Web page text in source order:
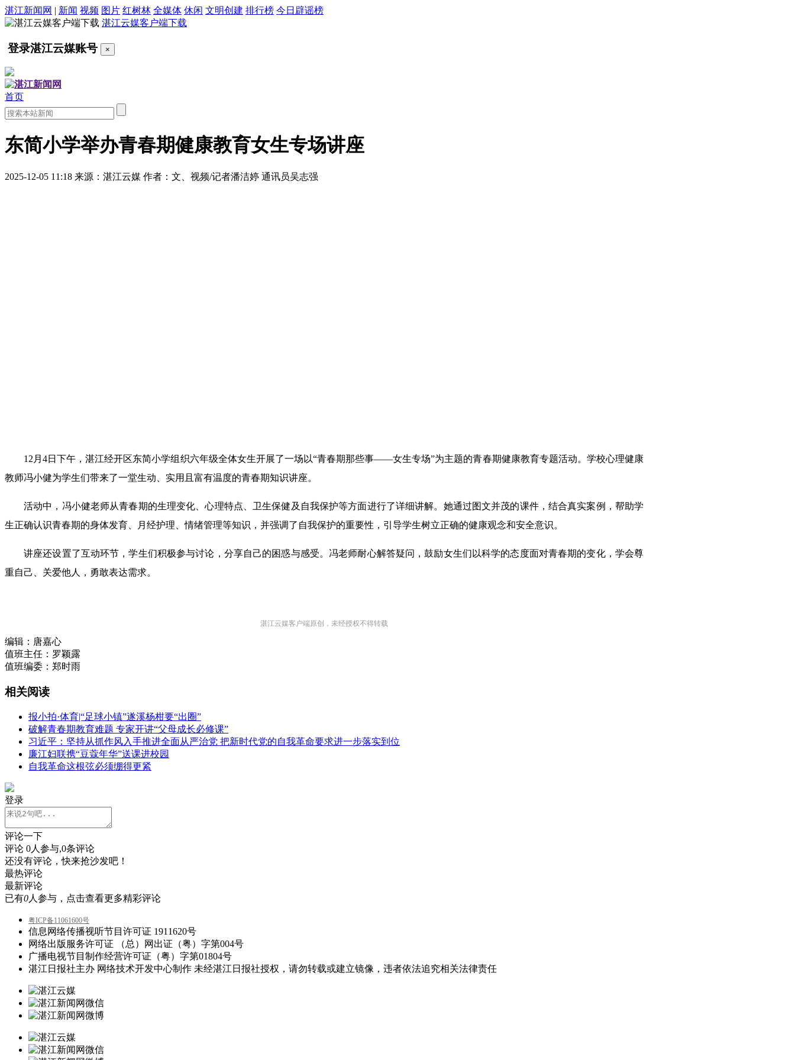
湛江新闻网 | 新闻 视频 图片 红树林 全媒体 休闲 文明创建 排行榜 今日辟谣榜
湛江云媒客户端下载
登录湛江云媒账号 ×
首页
东简小学举办青春期健康教育女生专场讲座
2025-12-05 11:18 来源：湛江云媒 作者：文、视频/记者潘洁婷 通讯员吴志强
12月4日下午，湛江经开区东简小学组织六年级全体女生开展了一场以“青春期那些事——女生专场”为主题的青春期健康教育专题活动。学校心理健康
教师冯小健为学生们带来了一堂生动、实用且富有温度的青春期知识讲座。
活动中，冯小健老师从青春期的生理变化、心理特点、卫生保健及自我保护等方面进行了详细讲解。她通过图文并茂的课件，结合真实案例，帮助学
生正确认识青春期的身体发育、月经护理、情绪管理等知识，并强调了自我保护的重要性，引导学生树立正确的健康观念和安全意识。
讲座还设置了互动环节，学生们积极参与讨论，分享自己的困惑与感受。冯老师耐心解答疑问，鼓励女生们以科学的态度面对青春期的变化，学会尊
重自己、关爱他人，勇敢表达需求。
湛江云媒客户端原创，未经授权不得转载
编辑： 唐嘉心
值班主任： 罗颖露
值班编委： 郑时雨
相关阅读
报小拍·体育|“足球小镇”遂溪杨柑要“出圈”
破解青春期教育难题 专家开讲“父母成长必修课”
习近平：坚持从抓作风入手推进全面从严治党 把新时代党的自我革命要求进一步落实到位
廉江妇联携“豆蔻年华”送课进校园
自我革命这根弦必须绷得更紧
登录
评论一下
评论 0人参与,0条评论
还没有评论，快来抢沙发吧！
最热评论
最新评论
已有0人参与，点击查看更多精彩评论
粤ICP备11061600号
信息网络传播视听节目许可证 1911620号
网络出版服务许可证 （总）网出证（粤）字第004号
广播电视节目制作经营许可证（粤）字第01804号
湛江日报社主办 网络技术开发中心制作 未经湛江日报社授权，请勿转载或建立镜像，违者依法追究相关法律责任